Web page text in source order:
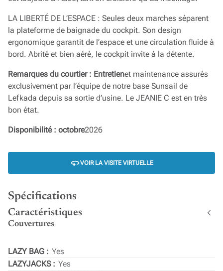
LA LIBERTÉ DE L’ESPACE : Seules deux marches séparent
la plateforme de baignade du cockpit. Son design
ergonomique garantit de l’espace et une circulation fluide à
bord. Abrité et bien aéré, le cockpit invite à la détente.
Remarques du courtier : Entretienet maintenance assurés
exclusivement par l’équipe de notre base Sunsail de
Lefkada depuis sa sortie d’usine. Le JEANIE C est en très
bon état.
Disponibilité : octobre2026
VOIR LA VISITE VIRTUELLE
Spécifications
Caractéristiques
Couvertures
LAZY BAG
Yes
LAZYJACKS
Yes